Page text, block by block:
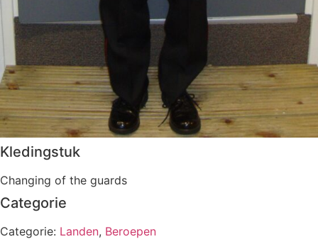
Kledingstuk
Changing of the guards
Categorie
Categorie: Landen, Beroepen